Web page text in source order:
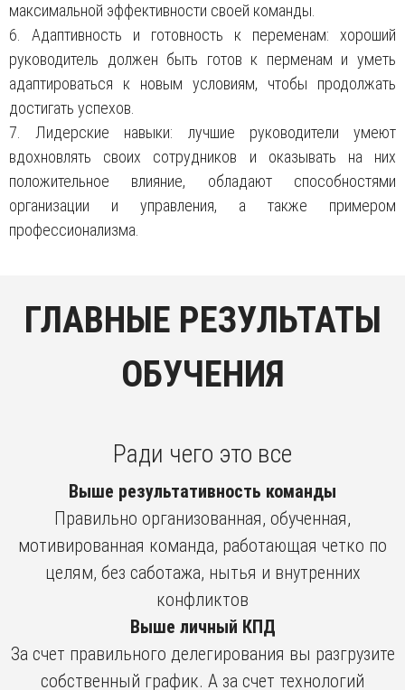
максимальной эффективности своей команды.
6. Адаптивность и готовность к переменам: хороший
руководитель должен быть готов к перменам и уметь
адаптироваться к новым условиям, чтобы продолжать
достигать успехов.
7. Лидерские навыки: лучшие руководители умеют
вдохновлять своих сотрудников и оказывать на них
положительное влияние, обладают способностями
организации и управления, а также примером
профессионализма.
ГЛАВНЫЕ РЕЗУЛЬТАТЫ
ОБУЧЕНИЯ
Ради чего это все
Выше результативность команды
Правильно организованная, обученная,
мотивированная команда, работающая четко по
целям, без саботажа, нытья и внутренних
конфликтов
Выше личный КПД
За счет правильного делегирования вы разгрузите
собственный график. А за счет технологий